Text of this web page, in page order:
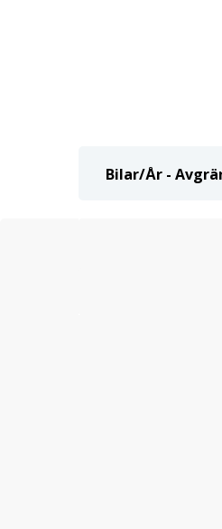
Bilar/År -